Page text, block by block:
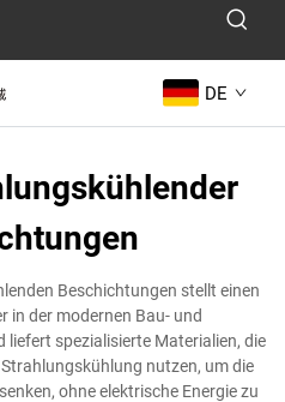
DE
Beschichtungen stellt einen
in der modernen Bau- und
liefert spezialisierte Materialien, die
nutzen, um die
ohne elektrische Energie zu